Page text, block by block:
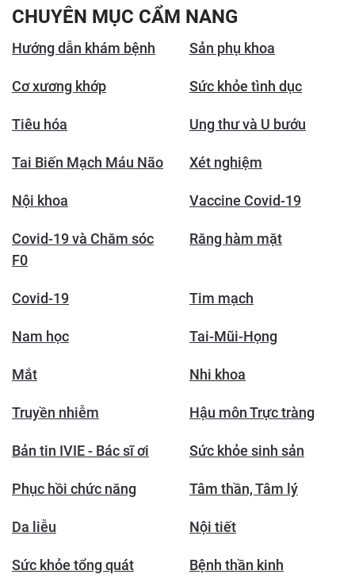
CHUYÊN MỤC CẨM NANG
Hướng dẫn khám bệnh Sản phụ khoa
Cơ xương khớp Sức khỏe tình dục
Tiêu hóa Ung thư và U bướu
Tai Biến Mạch Máu Não Xét nghiệm
Nội khoa Vaccine Covid-19
Covid-19 và Chăm sóc
F0
Răng hàm mặt
Covid-19 Tim mạch
Nam học Tai-Mũi-Họng
Mắt Nhi khoa
Truyền nhiễm Hậu môn Trực tràng
Bản tin IVIE - Bác sĩ ơi Sức khỏe sinh sản
Phục hồi chức năng Tâm thần, Tâm lý
Da liễu Nội tiết
Sức khỏe tổng quát Bệnh thần kinh